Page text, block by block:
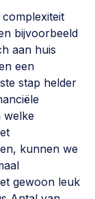
>
democratie >
impact >
bijvoorbeeld
aan huis
een
stap helder
welke
kunnen we
gewoon leuk